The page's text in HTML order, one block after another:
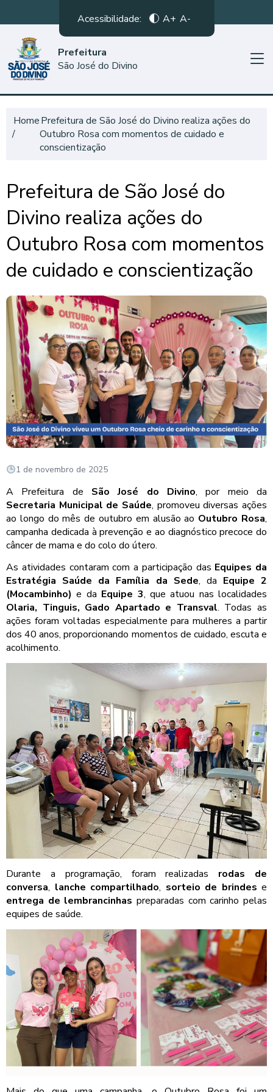
Acessibilidade: A+ A-
Prefeitura
São José do Divino
HomePrefeitura de São José do Divino realiza ações do
Outubro Rosa com momentos de cuidado e
conscientização
Prefeitura de São José do
Divino realiza ações do
Outubro Rosa com momentos
de cuidado e conscientização
1 de novembro de 2025
A Prefeitura de São José do Divino, por meio da
Secretaria Municipal de Saúde, promoveu diversas ações
ao longo do mês de outubro em alusão ao Outubro Rosa,
campanha dedicada à prevenção e ao diagnóstico precoce do
câncer de mama e do colo do útero.
As atividades contaram com a participação das Equipes da
Estratégia Saúde da Família da Sede, da Equipe 2
(Mocambinho) e da Equipe 3, que atuou nas localidades
Olaria, Tinguis, Gado Apartado e Transval. Todas as
ações foram voltadas especialmente para mulheres a partir
dos 40 anos, proporcionando momentos de cuidado, escuta e
acolhimento.
Durante a programação, foram realizadas rodas de
conversa, lanche compartilhado, sorteio de brindes e
entrega de lembrancinhas preparadas com carinho pelas
equipes de saúde.